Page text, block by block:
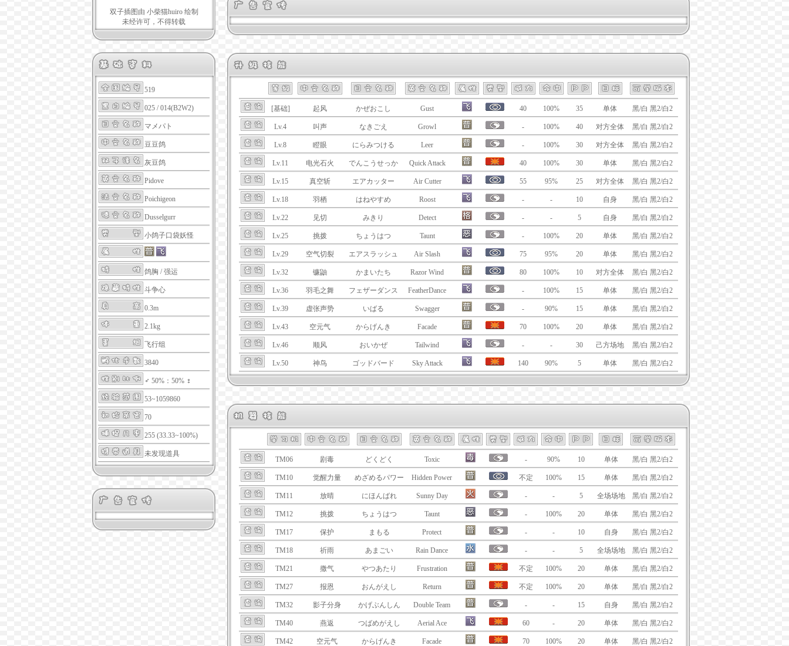
双子插图由 小柴猫huiro 绘制
未经许可，不得转载
519
025 / 014(B2W2)
マメパト
豆豆鸽
灰豆鸽
Pidove
Poichigeon
Dusselgurr
小鸽子口袋妖怪
鸽胸 /强运
斗争心
0.3m
2.1kg
飞行组
3840
♂ 50%：50% ♀
53~1059860
70
255 (33.33~100%)
未发现道具
[基础] 起风 かぜおこし Gust 40 100% 35 单体 黑/白 黑2/白2
Lv.4 叫声 なきごえ Growl - 100% 40 对方全体 黑/白 黑2/白2
Lv.8 瞪眼 にらみつける Leer - 100% 30 对方全体 黑/白 黑2/白2
Lv.11 电光石火 でんこうせっか Quick Attack 40 100% 30 单体 黑/白 黑2/白2
Lv.15 真空斩 エアカッター Air Cutter 55 95% 25 对方全体 黑/白 黑2/白2
Lv.18 羽栖 はねやすめ Roost - - 10 自身 黑/白 黑2/白2
Lv.22 见切 みきり Detect - - 5 自身 黑/白 黑2/白2
Lv.25 挑拨 ちょうはつ Taunt - 100% 20 单体 黑/白 黑2/白2
Lv.29 空气切裂 エアスラッシュ Air Slash 75 95% 20 单体 黑/白 黑2/白2
Lv.32 镰鼬 かまいたち Razor Wind 80 100% 10 对方全体 黑/白 黑2/白2
Lv.36 羽毛之舞 フェザーダンス FeatherDance - 100% 15 单体 黑/白 黑2/白2
Lv.39 虚张声势 いばる Swagger - 90% 15 单体 黑/白 黑2/白2
Lv.43 空元气 からげんき Facade 70 100% 20 单体 黑/白 黑2/白2
Lv.46 顺风 おいかぜ Tailwind - - 30 己方场地 黑/白 黑2/白2
Lv.50 神鸟 ゴッドバード Sky Attack 140 90% 5 单体 黑/白 黑2/白2
TM06 剧毒 どくどく Toxic - 90% 10 单体 黑/白 黑2/白2
TM10 觉醒力量 めざめるパワー Hidden Power 不定 100% 15 单体 黑/白 黑2/白2
TM11 放晴 にほんばれ Sunny Day - - 5 全场场地 黑/白 黑2/白2
TM12 挑拨 ちょうはつ Taunt - 100% 20 单体 黑/白 黑2/白2
TM17 保护 まもる Protect - - 10 自身 黑/白 黑2/白2
TM18 祈雨 あまごい Rain Dance - - 5 全场场地 黑/白 黑2/白2
TM21 撒气 やつあたり Frustration 不定 100% 20 单体 黑/白 黑2/白2
TM27 报恩 おんがえし Return 不定 100% 20 单体 黑/白 黑2/白2
TM32 影子分身 かげぶんしん Double Team - - 15 自身 黑/白 黑2/白2
TM40 燕返 つばめがえし Aerial Ace 60 - 20 单体 黑/白 黑2/白2
TM42 空元气 からげんき Facade 70 100% 20 单体 黑/白 黑2/白2